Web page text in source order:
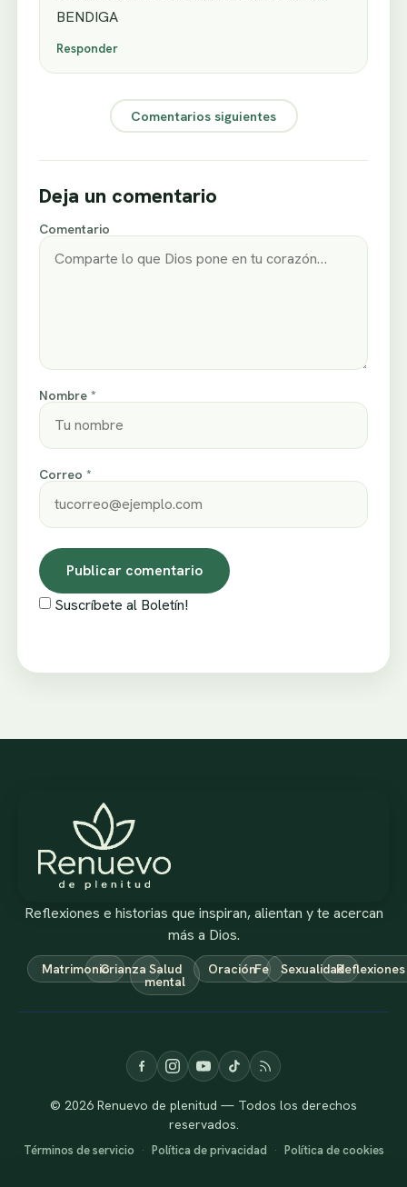
BENDIGA
Responder
Comentarios siguientes
Deja un comentario
Comentario
Nombre *
Correo *
Suscríbete al Boletín!
Reflexiones e historias que inspiran, alientan y te acercan
más a Dios.
MatrimonioCrianza Salud
mental
OraciónFe SexualidadReflexiones
© 2026 Renuevo de plenitud — Todos los derechos
reservados.
Términos de servicio · Política de privacidad · Política de cookies